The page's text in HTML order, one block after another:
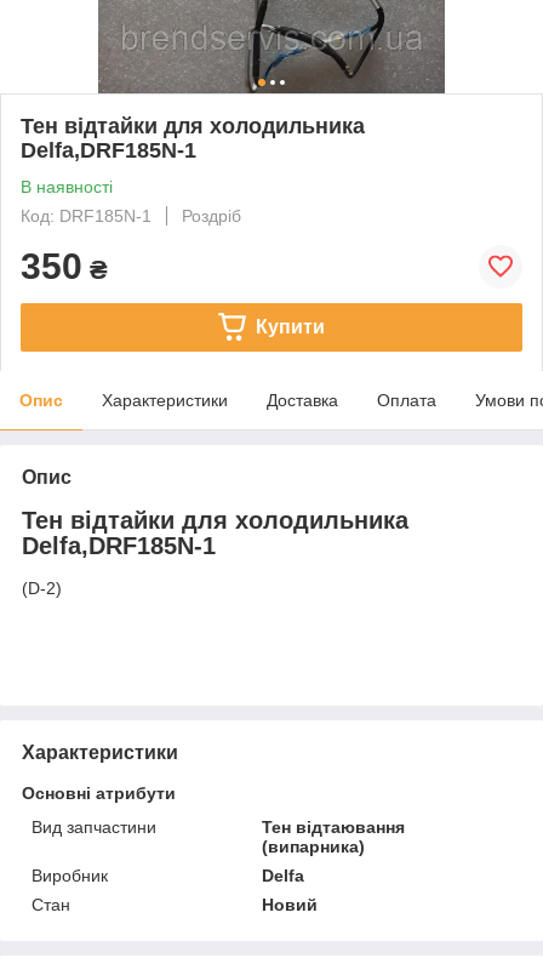
Тен відтайки для холодильника
Delfa,DRF185N-1
В наявності
Код: DRF185N-1
Роздріб
350 ₴
Купити
Опис Характеристики Доставка Оплата Умови
Опис
Тен відтайки для холодильника
Delfa,DRF185N-1
(D-2)
Характеристики
Основні атрибути
Вид запчастини
Тен відтаювання
(випарника)
Виробник
Delfa
Стан
Новий